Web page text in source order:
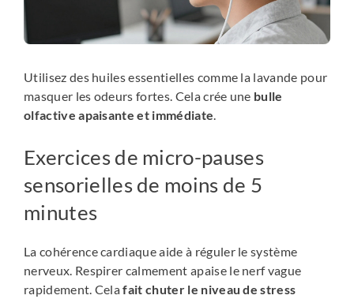
Utilisez des huiles essentielles comme la lavande pour
masquer les odeurs fortes. Cela crée une bulle
olfactive apaisante et immédiate.
Exercices de micro-pauses
sensorielles de moins de 5
minutes
La cohérence cardiaque aide à réguler le système
nerveux. Respirer calmement apaise le nerf vague
rapidement. Celafait chuter le niveau de stress